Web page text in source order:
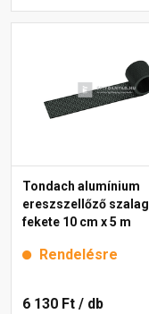
Tondach alumínium
ereszszellőző szalag
fekete 10 cm x 5 m
Rendelésre
6 130 Ft / db